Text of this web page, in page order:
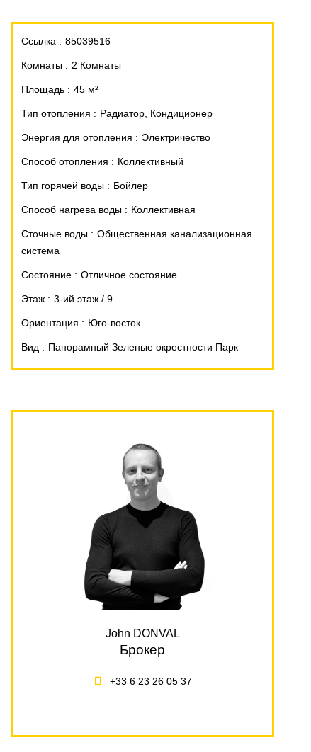
Ссылка 85039516
Комнаты 2 Комнаты
Площадь 45 м²
Тип отопления Радиатор, Кондиционер
Энергия для отопления Электричество
Способ отопления Коллективный
Тип горячей воды Бойлер
Способ нагрева воды Коллективная
Сточные воды
Общественная канализационная
система
Состояние Отличное состояние
Этаж 3-ий этаж / 9
Ориентация Юго-восток
Вид Панорамный Зеленые окрестности Парк
John DONVAL
Брокер
+33 6 23 26 05 37